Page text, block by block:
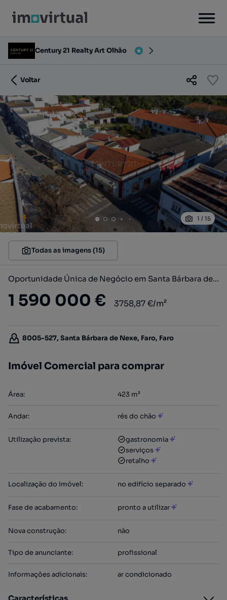
Century 21 Realty Art Olhão
Voltar
1 / 15
Todas as imagens (15)
Oportunidade Única de Negócio em Santa Bárbara de Nexe – Faro
1 590 000 € 3758,87 €/m²
8005-527, Santa Bárbara de Nexe, Faro, Faro
Imóvel Comercial para comprar
Área: 423 m²
Andar: rés do chão
Utilização prevista:
gastronomia
serviços
retalho
Localização do imóvel: no edifício separado
Fase de acabamento: pronto a utilizar
Nova construção: não
Tipo de anunciante: profissional
Informações adicionais: ar condicionado